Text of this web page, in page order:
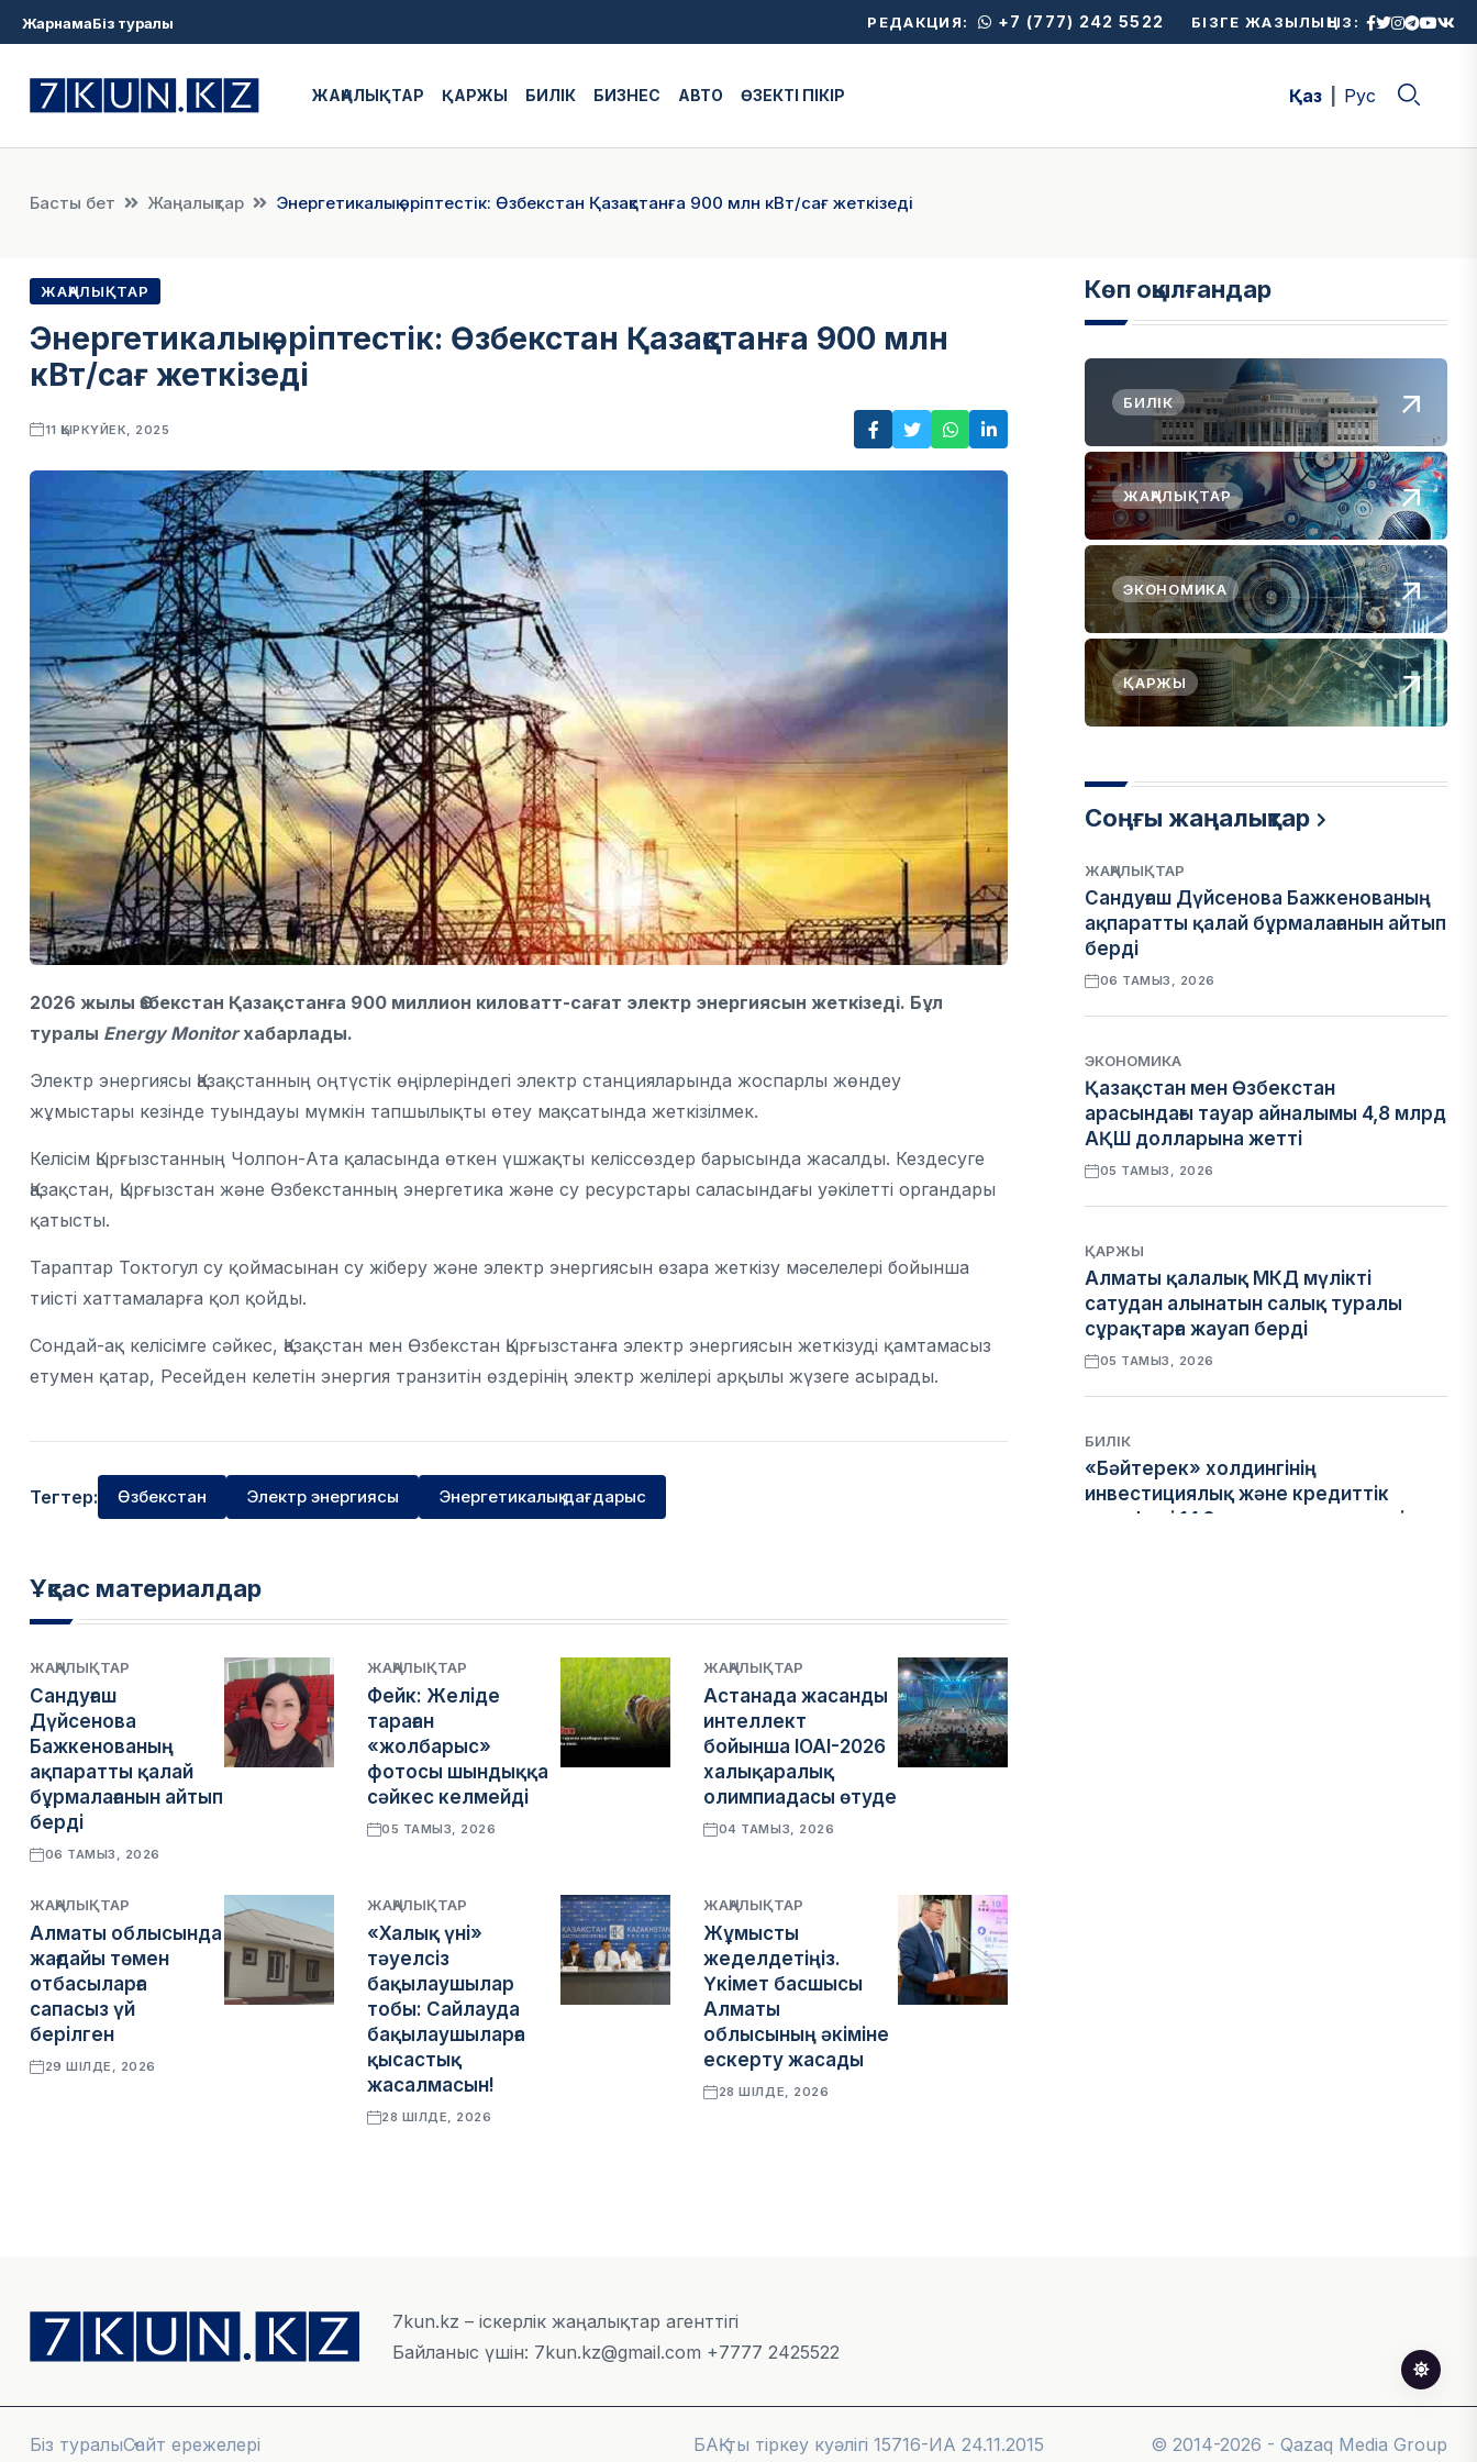
ЖарнамаБіз туралы РЕДАКЦИЯ: +7 (777) 242 5522 БІЗГЕ ЖАЗЫЛЫҢЫЗ:
ЖАҢАЛЫҚТАР ҚАРЖЫ БИЛІК БИЗНЕС АВТО ӨЗЕКТІ ПІКІР Қаз Рус
Басты бет Жаңалықтар Энергетикалық әріптестік: Өзбекстан Қазақстанға 900 млн кВт/сағ жеткізеді
ЖАҢАЛЫҚТАР
Энергетикалық әріптестік: Өзбекстан Қазақстанға 900 млн
кВт/сағ жеткізеді
11 ҚЫРКҮЙЕК, 2025
2026 жылы Өзбекстан Қазақстанға 900 миллион киловатт-сағат электр энергиясын жеткізеді. Бұл
туралы Energy Monitorхабарлады.
Электр энергиясы Қазақстанның оңтүстік өңірлеріндегі электр станцияларында жоспарлы жөндеу
жұмыстары кезінде туындауы мүмкін тапшылықты өтеу мақсатында жеткізілмек.
Келісім Қырғызстанның Чолпон-Ата қаласында өткен үшжақты келіссөздер барысында жасалды. Кездесуге
Қазақстан, Қырғызстан және Өзбекстанның энергетика және су ресурстары саласындағы уәкілетті органдары
қатысты.
Тараптар Токтогул су қоймасынан су жіберу және электр энергиясын өзара жеткізу мәселелері бойынша
тиісті хаттамаларға қол қойды.
Сондай-ақ келісімге сәйкес, Қазақстан мен Өзбекстан Қырғызстанға электр энергиясын жеткізуді қамтамасыз
етумен қатар, Ресейден келетін энергия транзитін өздерінің электр желілері арқылы жүзеге асырады.
Тегтер: Өзбекстан Электр энергиясы Энергетикалық дағдарыс
Ұқсас материалдар
ЖАҢАЛЫҚТАР
Сандуғаш
Дүйсенова
Бажкенованың
ақпаратты қалай
бұрмалағанын айтып
берді
06 ТАМЫЗ, 2026
ЖАҢАЛЫҚТАР
Фейк: Желіде
тараған
«жолбарыс»
фотосы шындыққа
сәйкес келмейді
05 ТАМЫЗ, 2026
ЖАҢАЛЫҚТАР
Астанада жасанды
интеллект
бойынша IOAI-2026
халықаралық
олимпиадасы өтуде
04 ТАМЫЗ, 2026
ЖАҢАЛЫҚТАР
Алматы облысында
жағдайы төмен
отбасыларға
сапасыз үй
берілген
29 ШІЛДЕ, 2026
ЖАҢАЛЫҚТАР
«Халық үні»
тәуелсіз
бақылаушылар
тобы: Сайлауда
бақылаушыларға
қысастық
жасалмасын!
28 ШІЛДЕ, 2026
ЖАҢАЛЫҚТАР
Жұмысты
жеделдетіңіз.
Үкімет басшысы
Алматы
облысының әкіміне
ескерту жасады
28 ШІЛДЕ, 2026
Көп оқылғандар
БИЛІК
ЖАҢАЛЫҚТАР
ЭКОНОМИКА
ҚАРЖЫ
Соңғы жаңалықтар
ЖАҢАЛЫҚТАР
Сандуғаш Дүйсенова Бажкенованың
ақпаратты қалай бұрмалағанын айтып
берді
06 ТАМЫЗ, 2026
ЭКОНОМИКА
Қазақстан мен Өзбекстан
арасындағы тауар айналымы 4,8 млрд
АҚШ долларына жетті
05 ТАМЫЗ, 2026
ҚАРЖЫ
Алматы қалалық МКД мүлікті
сатудан алынатын салық туралы
сұрақтарға жауап берді
05 ТАМЫЗ, 2026
БИЛІК
«Бәйтерек» холдингінің
инвестициялық және кредиттік
портфелі 14,3 трлн теңгеге жетті
04 ТАМЫЗ, 2026
7kun.kz – іскерлік жаңалықтар агенттігі
Байланыс үшін: 7kun.kz@gmail.com +7777 2425522
Біз туралыСайт ережелері БАҚ-ты тіркеу куәлігі 15716-ИА 24.11.2015 © 2014-2026 - Qazaq Media Group